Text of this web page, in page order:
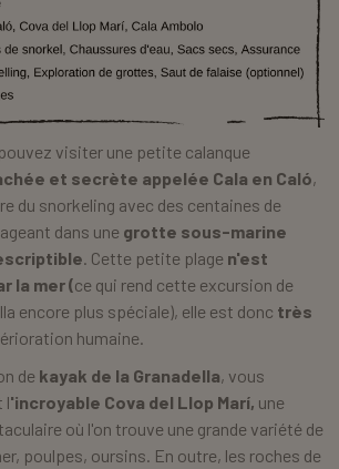
visiter une petite calanque
et secrète appelée Cala en Caló,
du snorkeling avec des centaines de
dans une grotte sous-marine
. Cette petite plage n'est
la mer (ce qui rend cette excursion de
encore plus spéciale), elle est donc très
humaine.
de kayak de la Granadella, vous
l'incroyable Cova del Llop Marí, une
où l'on trouve une grande variété de
poulpes, oursins. En outre, les roches de